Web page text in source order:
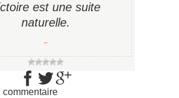
est une suite
naturelle.
−
commentaire